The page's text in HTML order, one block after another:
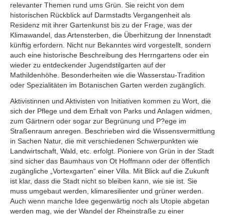
relevanter Themen rund ums Grün. Sie reicht von dem
historischen Rückblick auf Darmstadts Vergangenheit als
Residenz mit ihrer Gartenkunst bis zu der Frage, was der
Klimawandel, das Artensterben, die Überhitzung der Innenstadt
künftig erfordern. Nicht nur Bekanntes wird vorgestellt, sondern
auch eine historische Beschreibung des Herrngartens oder ein
wieder zu entdeckender Jugendstilgarten auf der
Mathildenhöhe. Besonderheiten wie die Wasserstau-Tradition
oder Spezialitäten im Botanischen Garten werden zugänglich.
Aktivistinnen und Aktivisten von Initiativen kommen zu Wort, die
sich der Pflege und dem Erhalt von Parks und Anlagen widmen,
zum Gärtnern oder sogar zur Begrünung und P?ege im
Straßenraum anregen. Beschrieben wird die Wissensvermittlung
in Sachen Natur, die mit verschiedenen Schwerpunkten wie
Landwirtschaft, Wald, etc. erfolgt. Pioniere von Grün in der Stadt
sind sicher das Baumhaus von Ot Hoffmann oder der öffentlich
zugängliche „Vortexgarten“ einer Villa. Mit Blick auf die Zukunft
ist klar, dass die Stadt nicht so bleiben kann, wie sie ist. Sie
muss umgebaut werden, klimaresilienter und grüner werden.
Auch wenn manche Idee gegenwärtig noch als Utopie abgetan
werden mag, wie der Wandel der Rheinstraße zu einer